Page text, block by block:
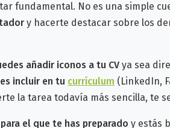
fundamental. No es una simple
y hacerte destacar sobre los
añadir iconos a tu CV ya sea
incluir en tu currículum (LinkedIn,
la tarea todavía más sencilla, te
el que te has preparado y estás